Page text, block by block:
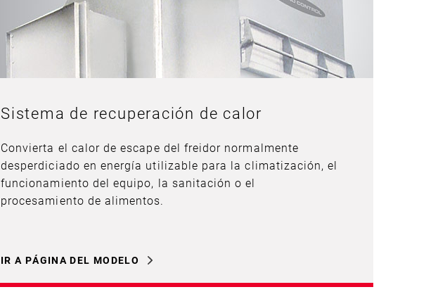
Sistema de recuperación de calor
Convierta el calor de escape del freidor normalmente
desperdiciado en energía utilizable para la climatización, el
funcionamiento del equipo, la sanitación o el
procesamiento de alimentos.
IR A PÁGINA DEL MODELO